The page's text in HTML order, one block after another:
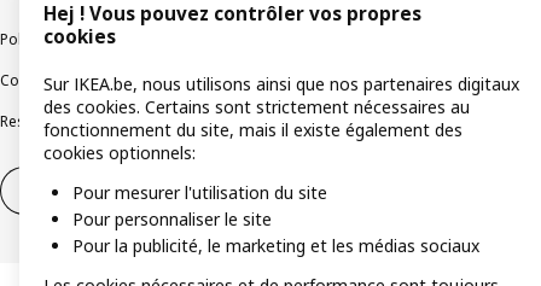
Politique de confidentialité
Conditions d’utilisationConditions contractuelles générales
Responsible Disclosure Program
Soulever une question éthique Plaintes
Droit de rétractation Droit de rétractation (services)
Hej ! Vous pouvez contrôler vos propres
cookies
Sur IKEA.be, nous utilisons ainsi que nos partenaires digitaux
des cookies. Certains sont strictement nécessaires au
fonctionnement du site, mais il existe également des
cookies optionnels:
Pour mesurer l'utilisation du site
Pour personnaliser le site
Pour la publicité, le marketing et les médias sociaux